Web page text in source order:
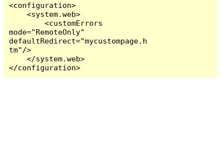
<configuration>
    <system.web>
        <customErrors
mode="RemoteOnly"
defaultRedirect="mycustompage.h
tm"/>
    </system.web>
</configuration>